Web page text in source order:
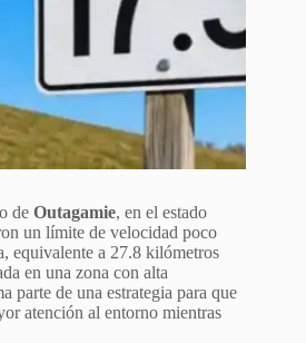
de Outagamie, en el estado
un límite de velocidad poco
equivalente a 27.8 kilómetros
en una zona con alta
parte de una estrategia para que
atención al entorno mientras